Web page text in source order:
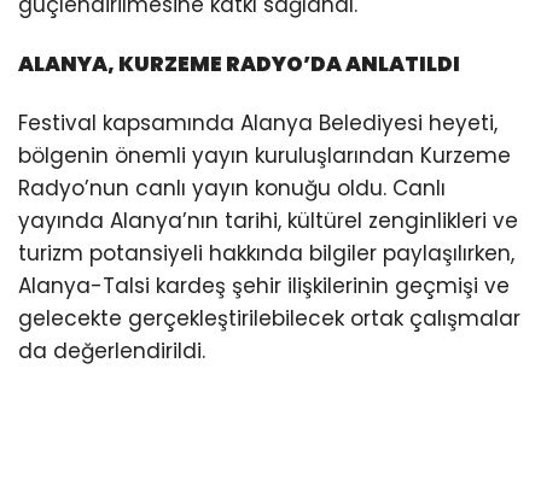
ALANYA, KURZEME RADYO’DA ANLATILDI
Festival kapsamında Alanya Belediyesi heyeti,
bölgenin önemli yayın kuruluşlarından Kurzeme
Radyo’nun canlı yayın konuğu oldu. Canlı
yayında Alanya’nın tarihi, kültürel zenginlikleri ve
turizm potansiyeli hakkında bilgiler paylaşılırken,
Alanya-Talsi kardeş şehir ilişkilerinin geçmişi ve
gelecekte gerçekleştirilebilecek ortak çalışmalar
da değerlendirildi.